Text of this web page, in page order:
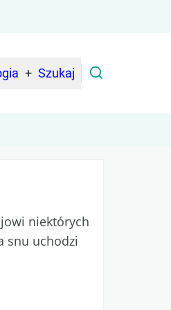
Szukaj
niektórych
snu uchodzi